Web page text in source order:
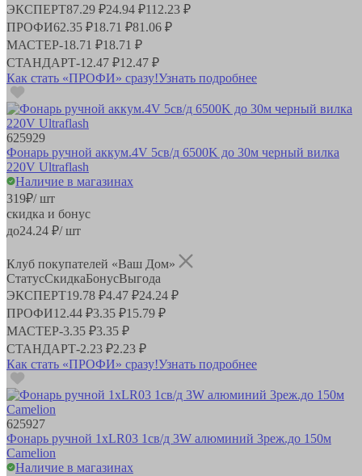
ЭКСПЕРТ87.29 ₽24.94 ₽112.23 ₽
ПРОФИ62.35 ₽18.71 ₽81.06 ₽
МАСТЕР-18.71 ₽18.71 ₽
СТАНДАРТ-12.47 ₽12.47 ₽
Как стать «ПРОФИ» сразу!Узнать подробнее
625929
Фонарь ручной аккум.4V 5св/д 6500K до 30м черный вилка
220V Ultraflash
Наличие в магазинах
319₽/ шт
скидка и бонус
до24.24 ₽/ шт
Клуб покупателей «Ваш Дом»
СтатусСкидкаБонусВыгода
ЭКСПЕРТ19.78 ₽4.47 ₽24.24 ₽
ПРОФИ12.44 ₽3.35 ₽15.79 ₽
МАСТЕР-3.35 ₽3.35 ₽
СТАНДАРТ-2.23 ₽2.23 ₽
Как стать «ПРОФИ» сразу!Узнать подробнее
625927
Фонарь ручной 1xLR03 1св/д 3W алюминий 3реж.до 150м
Camelion
Наличие в магазинах